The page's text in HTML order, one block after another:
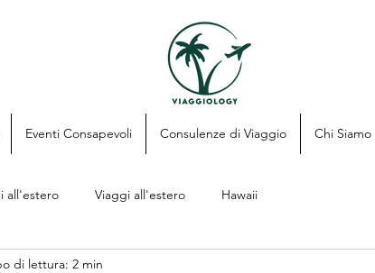
Eventi Consapevoli Consulenze di Viaggio Chi Siamo
all'estero Viaggi all'estero Hawaii
di lettura: 2 min